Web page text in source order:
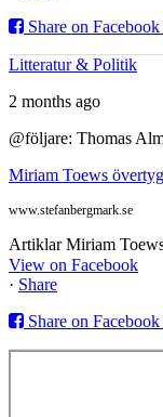
Share on Facebook
Litteratur & Politik
2 months ago
@följare: Thomas
Miriam Toews
www.stefanbergmark.se
Artiklar Miriam
View on Facebook
· Share
Share on Facebook